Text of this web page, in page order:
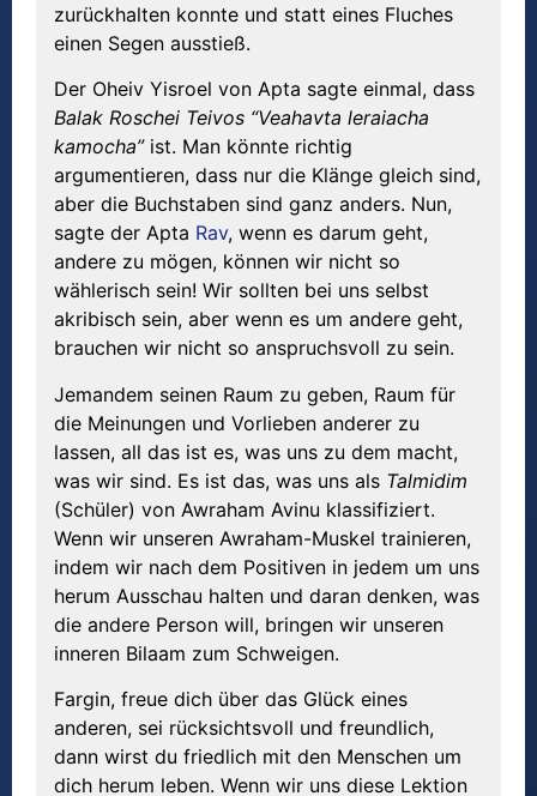
zurückhalten konnte und statt eines Fluches
einen Segen ausstieß.
Der Oheiv Yisroel von Apta sagte einmal, dass
Balak Roschei Teivos “Veahavta leraiacha
kamocha”ist. Man könnte richtig
argumentieren, dass nur die Klänge gleich sind,
aber die Buchstaben sind ganz anders. Nun,
sagte der Apta Rav, wenn es darum geht,
andere zu mögen, können wir nicht so
wählerisch sein! Wir sollten bei uns selbst
akribisch sein, aber wenn es um andere geht,
brauchen wir nicht so anspruchsvoll zu sein.
Jemandem seinen Raum zu geben, Raum für
die Meinungen und Vorlieben anderer zu
lassen, all das ist es, was uns zu dem macht,
was wir sind. Es ist das, was uns als Talmidim
(Schüler) von Awraham Avinu klassifiziert.
Wenn wir unseren Awraham-Muskel trainieren,
indem wir nach dem Positiven in jedem um uns
herum Ausschau halten und daran denken, was
die andere Person will, bringen wir unseren
inneren Bilaam zum Schweigen.
Fargin, freue dich über das Glück eines
anderen, sei rücksichtsvoll und freundlich,
dann wirst du friedlich mit den Menschen um
dich herum leben. Wenn wir uns diese Lektion